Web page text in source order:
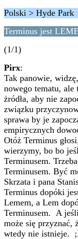
Polski > Hyde Park
Terminus jest
(1/1)
Pirx:
Tak panowie,
nowego tematu,
żródła, aby nie
związku
sprawa by je
empirycznych
Otóż Terminus
wierzymy, bo bo
Terminusem.
Terminusem. Być
Skrzata i pana
Terminus dopóki
Lemem, a Lem
Terminusem. A
może się przyznać,
wtedy nie istnieje.